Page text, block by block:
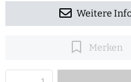
Weitere
Merken